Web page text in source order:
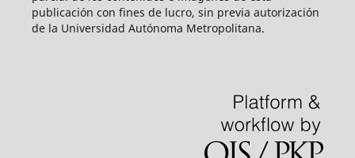
publicación con fines de lucro, sin previa autorización
de la Universidad Autónoma Metropolitana.